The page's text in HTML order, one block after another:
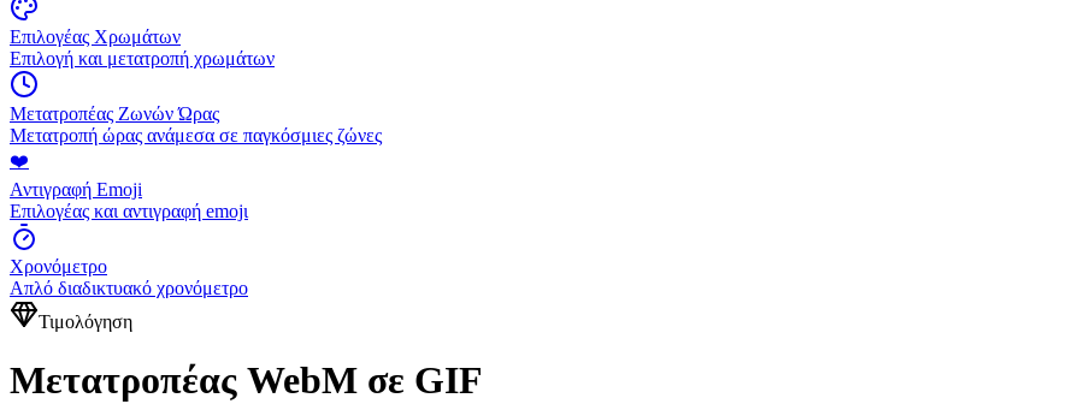
Επιλογέας Χρωμάτων
Επιλογή και μετατροπή χρωμάτων
Μετατροπέας Ζωνών Ώρας
Μετατροπή ώρας ανάμεσα σε παγκόσμιες ζώνες
❤️
Αντιγραφή Emoji
Επιλογέας και αντιγραφή emojι
Χρονόμετρο
Απλό διαδικτυακό χρονόμετρο
Τιμολόγηση
Μετατροπέας WebM σε GIF